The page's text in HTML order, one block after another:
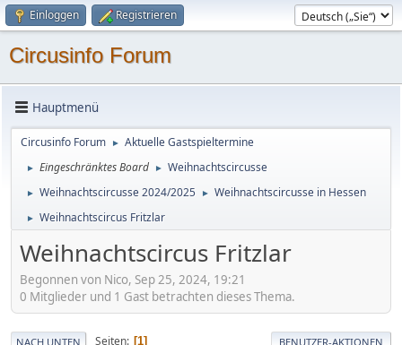
Einloggen Registrieren
Circusinfo Forum
Hauptmenü
Circusinfo Forum ► Aktuelle Gastspieltermine
► Eingeschränktes Board ► Weihnachtscircusse
► Weihnachtscircusse 2024/2025 ► Weihnachtscircusse in Hessen
► Weihnachtscircus Fritzlar
Weihnachtscircus Fritzlar
Begonnen von Nico, Sep 25, 2024, 19:21
0 Mitglieder und 1 Gast betrachten dieses Thema.
NACH UNTEN Seiten 1 BENUTZER-AKTIONEN